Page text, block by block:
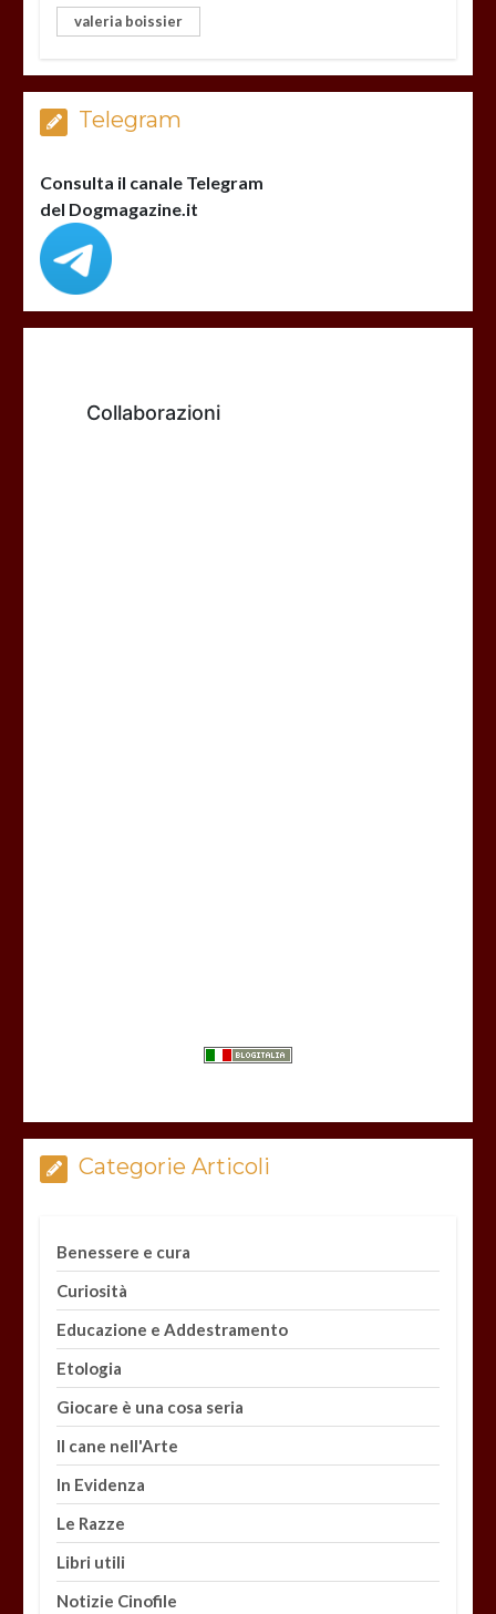
valeria boissier
Telegram
Consulta il canale Telegram
del Dogmagazine.it
Collaborazioni
Categorie Articoli
Benessere e cura
Curiosità
Educazione e Addestramento
Etologia
Giocare è una cosa seria
Il cane nell'Arte
In Evidenza
Le Razze
Libri utili
Notizie Cinofile